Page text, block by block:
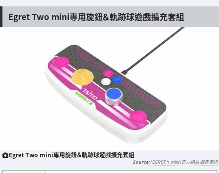
Egret Two mini專用旋鈕＆軌跡球遊戲擴充套組
Egret Two mini專用旋鈕＆軌跡球遊戲擴充套組
「EGRETⅡ mini」官方網站 販售資訊